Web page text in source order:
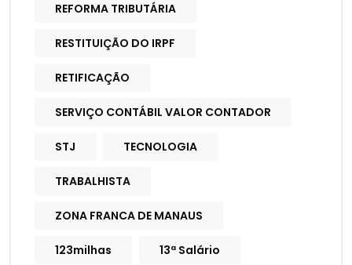
REFORMA TRIBUTÁRIA
RESTITUIÇÃO DO IRPF
RETIFICAÇÃO
SERVIÇO CONTÁBIL VALOR CONTADOR
STJ TECNOLOGIA
TRABALHISTA
ZONA FRANCA DE MANAUS
123milhas 13ª Salário